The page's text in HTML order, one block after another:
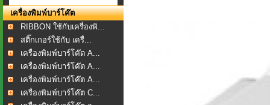
เครื่องพิมพ์บาร์โค๊ต
RIBBON ใช้กับเครื่องพิ...
สติ๊กเกอร์ใช้กับ เครื่...
เครื่องพิมพ์บาร์โค๊ต A...
เครื่องพิมพ์บาร์โค๊ต A...
เครื่องพิมพ์บาร์โค๊ต A...
เครื่องพิมพ์บาร์โค๊ต C...